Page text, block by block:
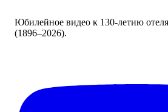
Юбилейное видео к 130-летию
(1896–2026).